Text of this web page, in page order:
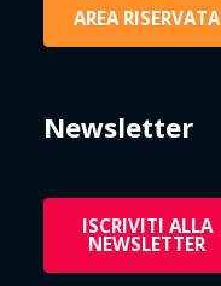
AREA RISERVATA
Newsletter
ISCRIVITI ALLA
NEWSLETTER